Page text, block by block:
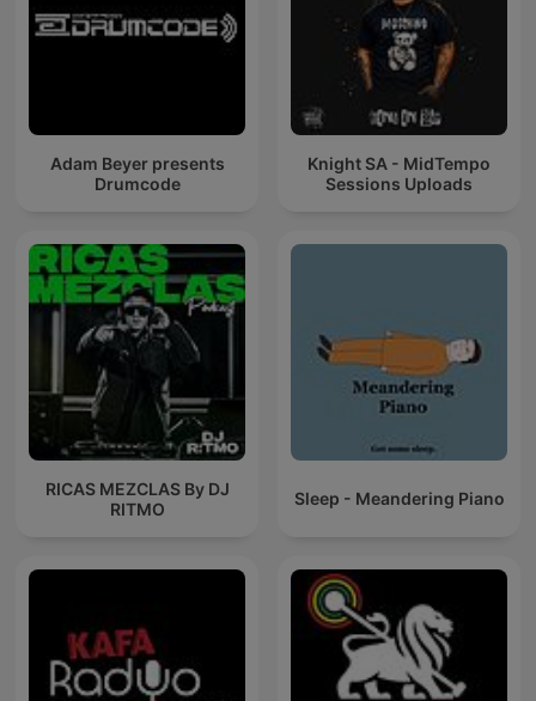
Adam Beyer presents
Drumcode
Knight SA - MidTempo
Sessions Uploads
RICAS MEZCLAS By DJ
RITMO
Sleep - Meandering Piano